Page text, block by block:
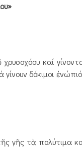
καί
δόκιμοι
γῆς τὰ πολύτιμα